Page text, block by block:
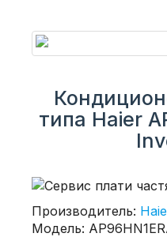
типа Haier
Производитель:
Модель: